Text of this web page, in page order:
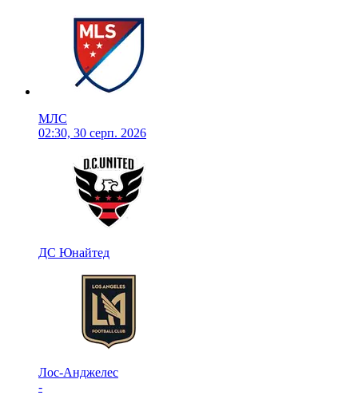
МЛС
02:30, 30 серп. 2026
ДС Юнайтед
Лос-Анджелес
-